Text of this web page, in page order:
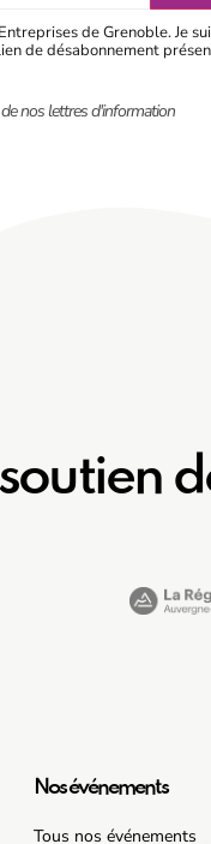
de Grenoble. Je
de désabonnement
nos lettres d'information
Nos événements
Tous nos événements